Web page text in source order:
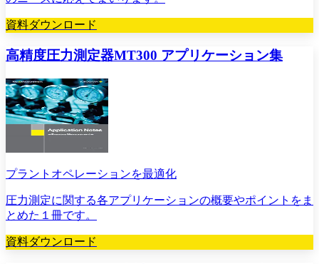
資料ダウンロード
高精度圧力測定器MT300 アプリケーション集
プラントオペレーションを最適化
圧力測定に関する各アプリケーションの概要やポイントをま
とめた１冊です。
資料ダウンロード